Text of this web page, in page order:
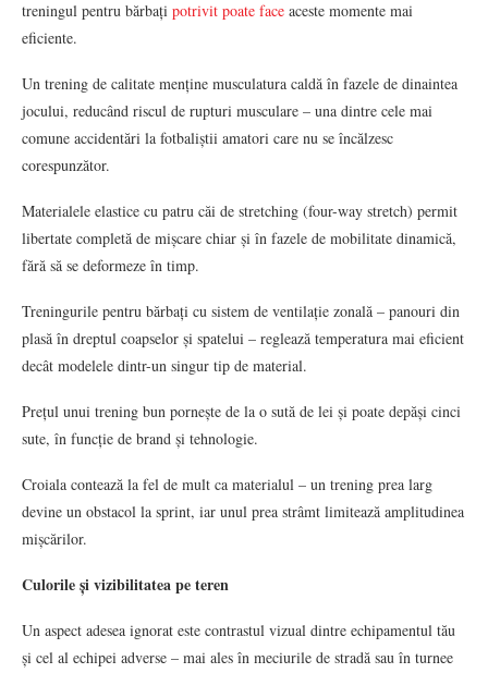
treningul pentru bărbați potrivit poate face aceste momente mai
eficiente.
Un trening de calitate menține musculatura caldă în fazele de dinaintea
jocului, reducând riscul de rupturi musculare – una dintre cele mai
comune accidentări la fotbaliștii amatori care nu se încălzesc
corespunzător.
Materialele elastice cu patru căi de stretching (four-way stretch) permit
libertate completă de mișcare chiar și în fazele de mobilitate dinamică,
fără să se deformeze în timp.
Treningurile pentru bărbați cu sistem de ventilație zonală – panouri din
plasă în dreptul coapselor și spatelui – reglează temperatura mai eficient
decât modelele dintr-un singur tip de material.
Prețul unui trening bun pornește de la o sută de lei și poate depăși cinci
sute, în funcție de brand și tehnologie.
Croiala contează la fel de mult ca materialul – un trening prea larg
devine un obstacol la sprint, iar unul prea strâmt limitează amplitudinea
mișcărilor.
Culorile și vizibilitatea pe teren
Un aspect adesea ignorat este contrastul vizual dintre echipamentul tău
și cel al echipei adverse – mai ales în meciurile de stradă sau în turnee